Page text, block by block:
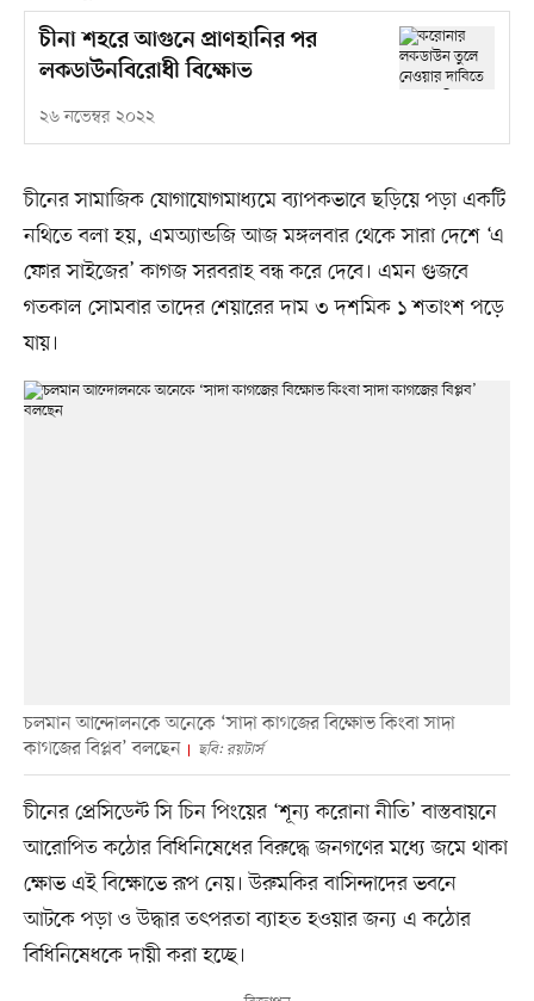
চীনা শহরে আগুনে প্রাণহানির পর
লকডাউনবিরোধী বিক্ষোভ
২৬ নভেম্বর ২০২২
চীনের সামাজিক যোগাযোগমাধ্যমে ব্যাপকভাবে ছড়িয়ে পড়া একটি
নথিতে বলা হয়, এমঅ্যান্ডজি আজ মঙ্গলবার থেকে সারা দেশে ‘এ
ফোর সাইজের’ কাগজ সরবরাহ বন্ধ করে দেবে। এমন গুজবে
গতকাল সোমবার তাদের শেয়ারের দাম ৩ দশমিক ১ শতাংশ পড়ে
যায়।
চলমান আন্দোলনকে অনেকে ‘সাদা কাগজের বিক্ষোভ কিংবা সাদা
কাগজের বিপ্লব’ বলছেন
ছবি: রয়টার্স
চীনের প্রেসিডেন্ট সি চিন পিংয়ের ‘শূন্য করোনা নীতি’ বাস্তবায়নে
আরোপিত কঠোর বিধিনিষেধের বিরুদ্ধে জনগণের মধ্যে জমে থাকা
ক্ষোভ এই বিক্ষোভে রূপ নেয়। উরুমকির বাসিন্দাদের ভবনে
আটকে পড়া ও উদ্ধার তৎপরতা ব্যাহত হওয়ার জন্য এ কঠোর
বিধিনিষেধকে দায়ী করা হচ্ছে।